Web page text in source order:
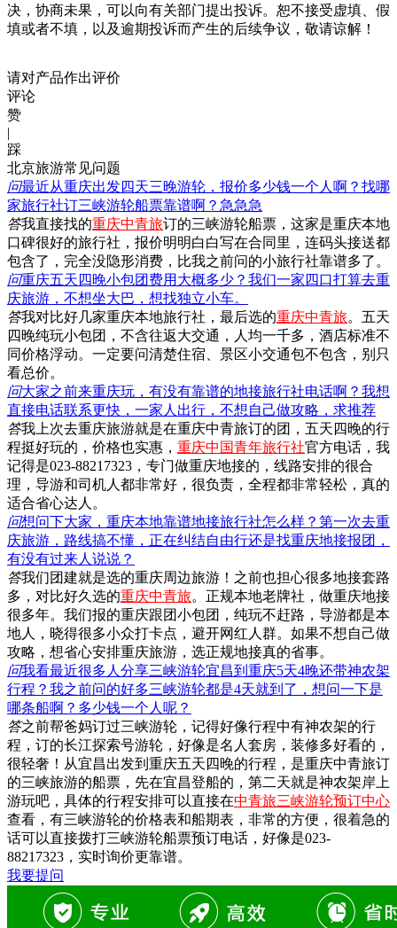
决，协商未果，可以向有关部门提出投诉。恕不接受虚填、假
填或者不填，以及逾期投诉而产生的后续争议，敬请谅解！
请对产品作出评价
评论
赞
|
踩
北京旅游常见问题
问最近从重庆出发四天三晚游轮，报价多少钱一个人啊？找哪
家旅行社订三峡游轮船票靠谱啊？急急急
答我直接找的重庆中青旅订的三峡游轮船票，这家是重庆本地
口碑很好的旅行社，报价明明白白写在合同里，连码头接送都
包含了，完全没隐形消费，比我之前问的小旅行社靠谱多了。
问重庆五天四晚小包团费用大概多少？我们一家四口打算去重
庆旅游，不想坐大巴，想找独立小车。
答我对比好几家重庆本地旅行社，最后选的重庆中青旅。五天
四晚纯玩小包团，不含往返大交通，人均一千多，酒店标准不
同价格浮动。一定要问清楚住宿、景区小交通包不包含，别只
看总价。
问大家之前来重庆玩，有没有靠谱的地接旅行社电话啊？我想
直接电话联系更快，一家人出行，不想自己做攻略，求推荐
答我上次去重庆旅游就是在重庆中青旅订的团，五天四晚的行
程挺好玩的，价格也实惠， 重庆中国青年旅行社官方电话，我
记得是023-88217323，专门做重庆地接的，线路安排的很合
理，导游和司机人都非常好，很负责，全程都非常轻松，真的
适合省心达人。
问想问下大家，重庆本地靠谱地接旅行社怎么样？第一次去重
庆旅游，路线搞不懂，正在纠结自由行还是找重庆地接报团，
有没有过来人说说？
答我们团建就是选的重庆周边旅游！之前也担心很多地接套路
多，对比好久选的重庆中青旅。正规本地老牌社，做重庆地接
很多年。我们报的重庆跟团小包团，纯玩不赶路，导游都是本
地人，晓得很多小众打卡点，避开网红人群。如果不想自己做
攻略，想省心安排重庆旅游，选正规地接真的省事。
问我看最近很多人分享三峡游轮宜昌到重庆5天4晚还带神农架
行程？我之前问的好多三峡游轮都是4天就到了，想问一下是
哪条船啊？多少钱一个人呢？
答之前帮爸妈订过三峡游轮，记得好像行程中有神农架的行
程，订的长江探索号游轮，好像是名人套房，装修多好看的，
很轻奢！从宜昌出发到重庆五天四晚的行程，是重庆中青旅订
的三峡旅游的船票，先在宜昌登船的，第二天就是神农架岸上
游玩吧，具体的行程安排可以直接在中青旅三峡游轮预订中心
查看，有三峡游轮的价格表和船期表，非常的方便，很着急的
话可以直接拨打三峡游轮船票预订电话，好像是023-
88217323，实时询价更靠谱。
我要提问